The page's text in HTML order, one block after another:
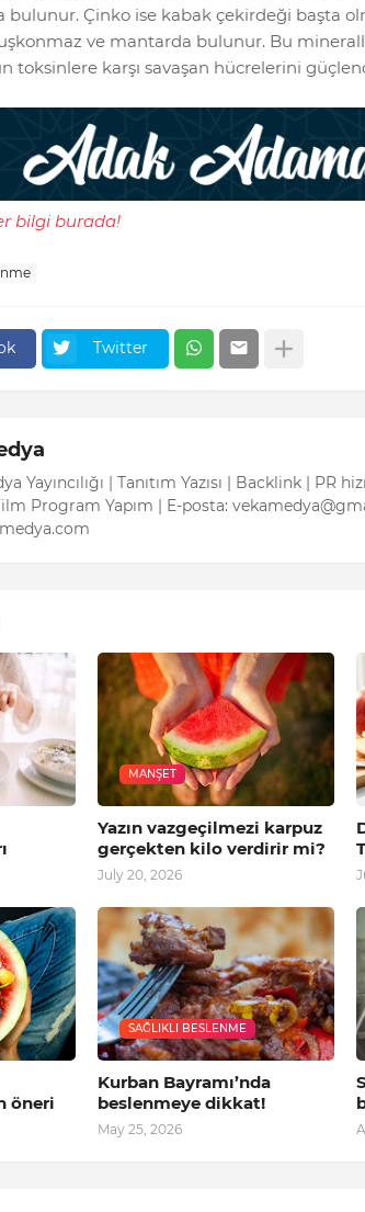
bulunur. Çinko ise kabak çekirdeği başta
ve mantarda bulunur. Bu
toksinlere karşı savaşan hücrelerini
bilgi burada!
Twitter
Yayıncılığı | Tanıtım Yazısı | Backlink | PR
Program Yapım | E-posta:
MANŞET
Yazın vazgeçilmezi karpuz
gerçekten kilo verdirir mi?
July 20, 2026
öneri
SAĞLIKLI BESLENME
Kurban Bayramı’nda
beslenmeye dikkat!
May 25, 2026